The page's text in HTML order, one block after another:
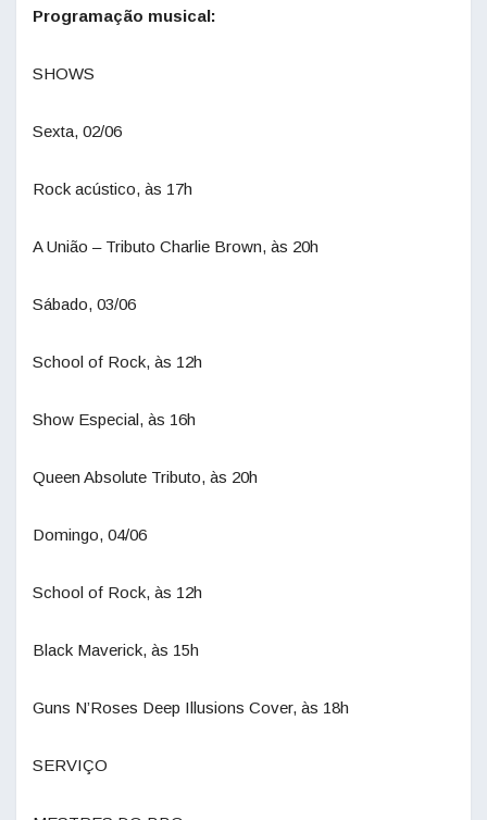
Programação musical:
SHOWS
Sexta, 02/06
Rock acústico, às 17h
A União – Tributo Charlie Brown, às 20h
Sábado, 03/06
School of Rock, às 12h
Show Especial, às 16h
Queen Absolute Tributo, às 20h
Domingo, 04/06
School of Rock, às 12h
Black Maverick, às 15h
Guns N’Roses Deep Illusions Cover, às 18h
SERVIÇO